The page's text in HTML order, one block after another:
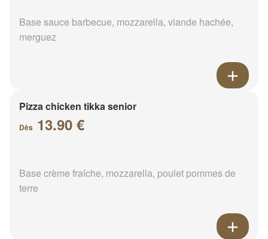
Base sauce barbecue, mozzarella, viande hachée,
merguez
Pizza chicken tikka senior
Dès 13.90 €
Base crème fraîche, mozzarella, poulet pommes de
terre